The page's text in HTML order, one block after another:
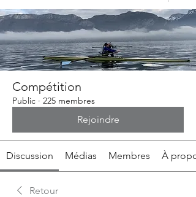
Compétition
Public · 225 membres
Rejoindre
Discussion Médias Membres À
Retour